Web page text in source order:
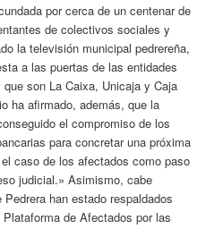
por cerca de un centenar de
de colectivos sociales y
la televisión municipal pedrereña,
a las puertas de las entidades
son La Caixa, Unicaja y Caja
ha afirmado, además, que la
el compromiso de los
para concretar una próxima
caso de los afectados como paso
judicial.» Asimismo, cabe
han estado respaldados
de Afectados por las